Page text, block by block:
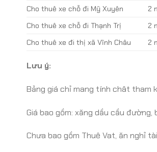
Cho thuê xe chỗ đi Mỹ Xuyên
2
Cho thuê xe chỗ đi Thạnh Trị
2
Cho thuê xe đi thị xã Vĩnh Châu
2
Lưu ý:
Bảng giá chỉ mang tính chât tham
Giá bao gồm: xăng dầu cầu đường,
Chưa bao gồm Thuê Vat, ăn nghỉ